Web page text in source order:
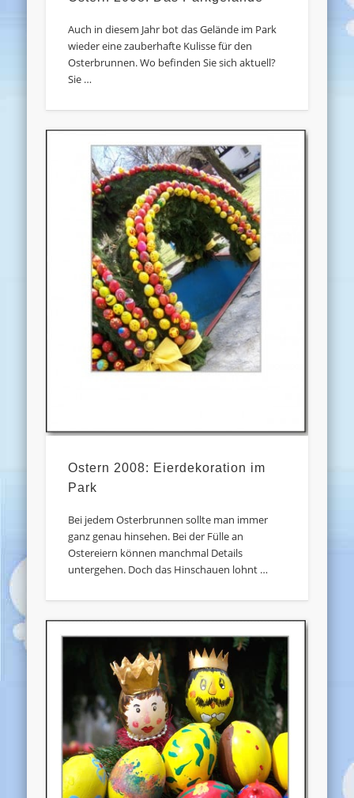
Auch in diesem Jahr bot das Gelände im Park
wieder eine zauberhafte Kulisse für den
Osterbrunnen. Wo befinden Sie sich aktuell?
Sie …
Ostern 2008: Eierdekoration im
Park
Bei jedem Osterbrunnen sollte man immer
ganz genau hinsehen. Bei der Fülle an
Ostereiern können manchmal Details
untergehen. Doch das Hinschauen lohnt …